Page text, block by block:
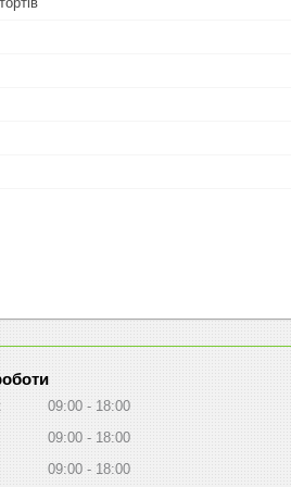
09:00
18:00
09:00
18:00
09:00
18:00